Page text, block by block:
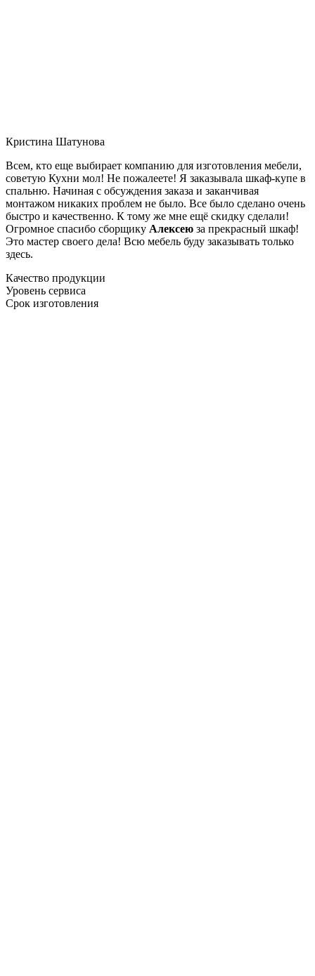
Кристина Шатунова
Всем, кто еще выбирает компанию для изготовления мебели,
советую Кухни мол! Не пожалеете! Я заказывала шкаф-купе в
спальню. Начиная с обсуждения заказа и заканчивая
монтажом никаких проблем не было. Все было сделано очень
быстро и качественно. К тому же мне ещё скидку сделали!
Огромное спасибо сборщику Алексею за прекрасный шкаф!
Это мастер своего дела! Всю мебель буду заказывать только
здесь.
Качество продукции
Уровень сервиса
Срок изготовления